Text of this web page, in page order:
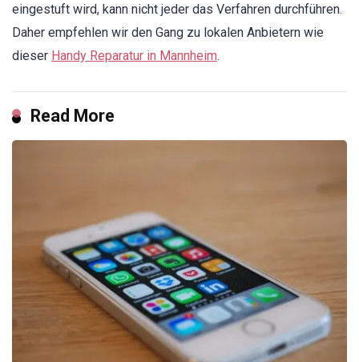
eingestuft wird, kann nicht jeder das Verfahren durchführen.
Daher empfehlen wir den Gang zu lokalen Anbietern wie
dieser Handy Reparatur in Mannheim.
Read More